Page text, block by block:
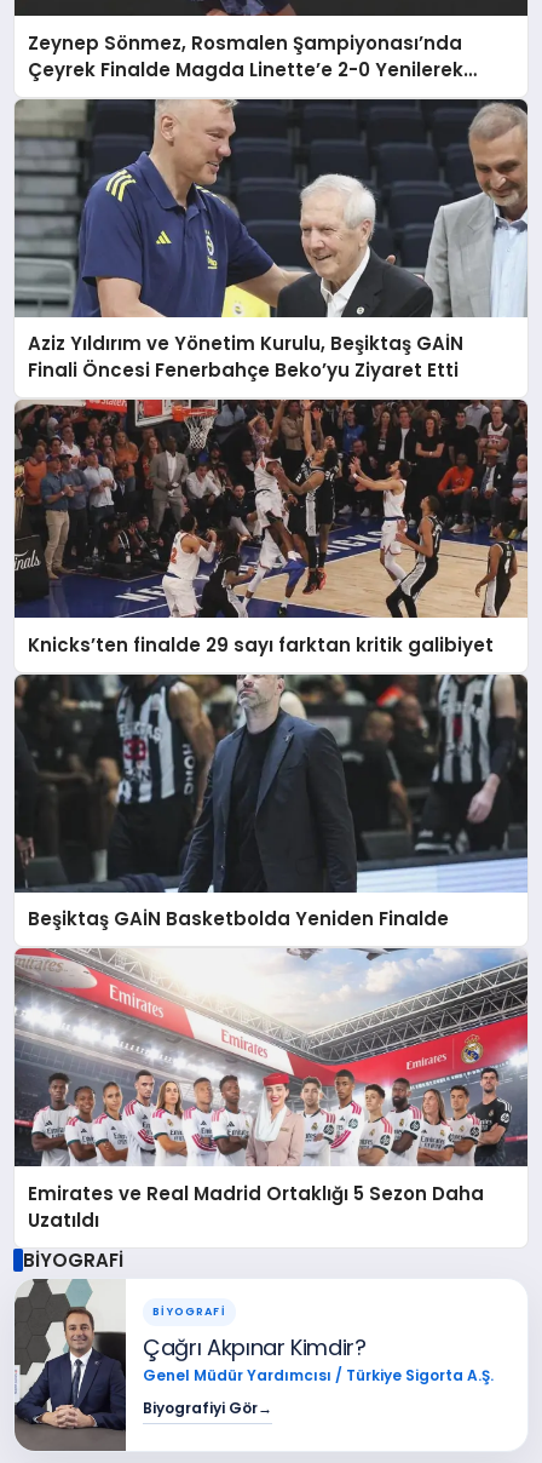
Zeynep Sönmez, Rosmalen Şampiyonası’nda
Çeyrek Finalde Magda Linette’e 2-0 Yenilerek
Elendi
Aziz Yıldırım ve Yönetim Kurulu, Beşiktaş GAİN
Finali Öncesi Fenerbahçe Beko’yu Ziyaret Etti
Knicks’ten finalde 29 sayı farktan kritik galibiyet
Beşiktaş GAİN Basketbolda Yeniden Finalde
Emirates ve Real Madrid Ortaklığı 5 Sezon Daha
Uzatıldı
BİYOGRAFİ
BİYOGRAFİ
Çağrı Akpınar Kimdir?
Genel Müdür Yardımcısı / Türkiye Sigorta A.Ş.
Biyografiyi Gör→